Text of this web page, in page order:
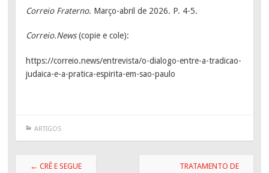
Correio Fraterno. Março-abril de 2026. P. 4-5.
Correio.News(copie e cole):
https://correio.news/entrevista/o-dialogo-entre-a-tradicao-
judaica-e-a-pratica-espirita-em-sao-paulo
ARTIGOS
Post navigation
← CRÊ E SEGUE
TRATAMENTO DE